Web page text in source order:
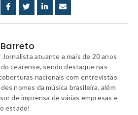
atuante a mais de 20 anos
cearense, sendo destaque nas
nacionais com entrevistas
nomes da música brasileira, além
de imprensa de várias empresas e
estado!